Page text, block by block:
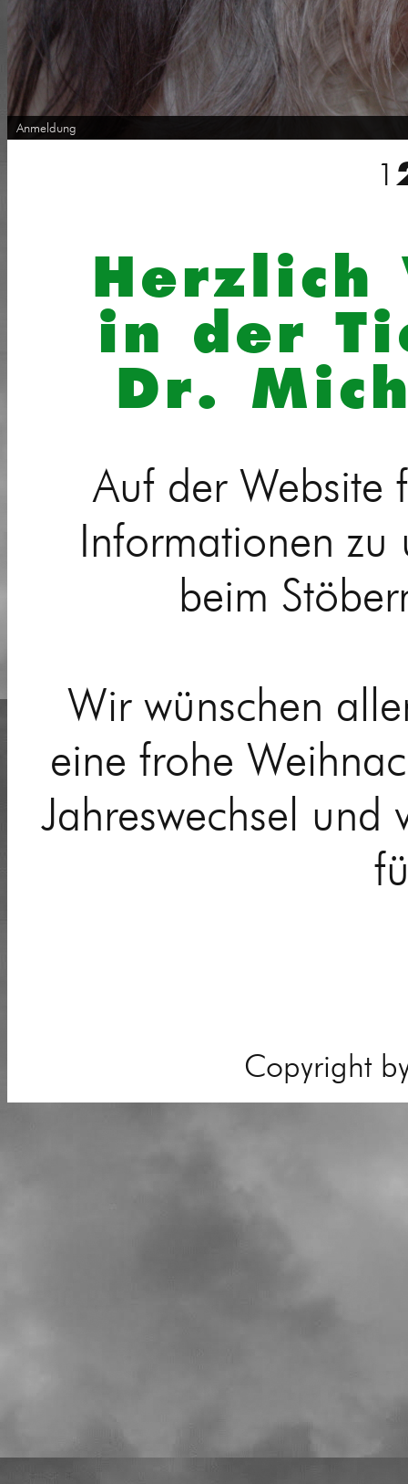
Anmeldung
1
Herzlich
in der
Dr.
Auf der Website
Informationen zu
beim
Wir wünschen
eine frohe
Jahreswechsel
Copyright